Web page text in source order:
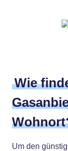
Wie
Um den